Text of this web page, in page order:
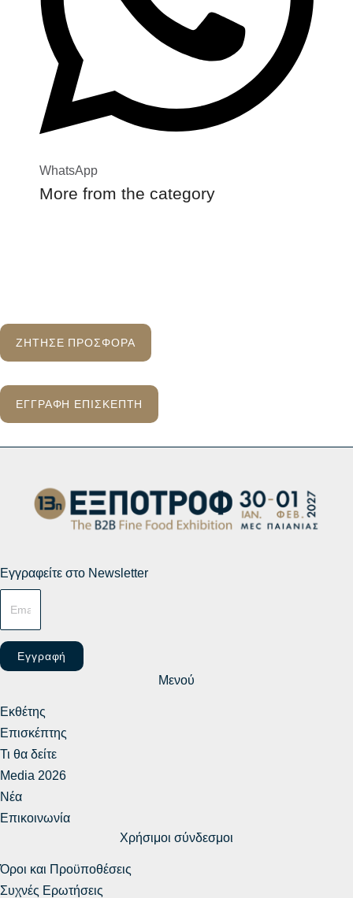
WhatsApp
More from the category
ΖΗΤΗΣΕ ΠΡΟΣΦΟΡΑ
ΕΓΓΡΑΦΗ ΕΠΙΣΚΕΠΤΗ
Εγγραφείτε στο Newsletter
Εγγραφή
Μενού
Εκθέτης
Επισκέπτης
Τι θα δείτε
Media 2026
Νέα
Επικοινωνία
Χρήσιμοι σύνδεσμοι
Όροι και Προϋποθέσεις
Συχνές Ερωτήσεις